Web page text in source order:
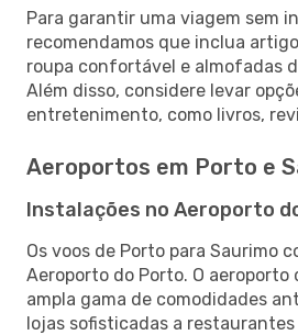
Para garantir uma viagem sem
recomendamos que inclua
roupa confortável e almofadas
Além disso, considere levar
entretenimento, como livros,
Aeroportos em Porto e
Instalações no Aeroporto
Os voos de Porto para Saurimo
Aeroporto do Porto. O aeroporto
ampla gama de comodidades
lojas sofisticadas a